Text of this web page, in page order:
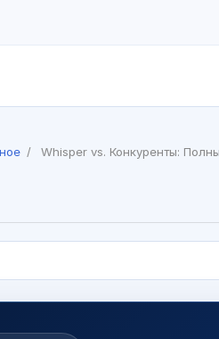
Whisper vs. Конкуренты: